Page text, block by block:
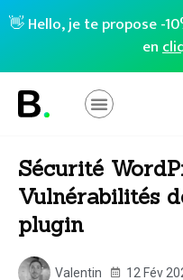
👋 Hello, je te propose -
en
Sécurité
Vulnérabilités
plugin
Valentin 12 Fév